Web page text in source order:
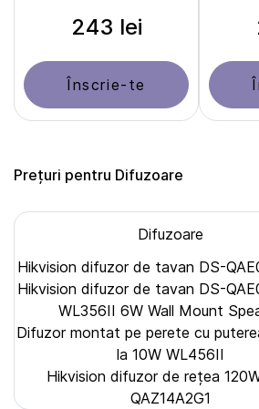
243 lei
Înscrie-te
Prețuri pentru Difuzoare
Difuzoare
Hikvision difuzor de tavan DS-
Hikvision difuzor de tavan DS-
WL356II 6W Wall Mount
Difuzor montat pe perete cu
la 10W WL456II
Hikvision difuzor de rețea
QAZ14A2G1